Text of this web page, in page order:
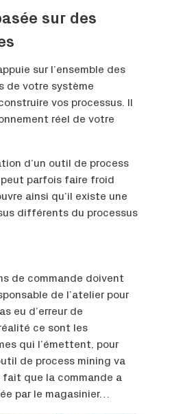
sur des
sur l’ensemble des
de votre système
vos processus. Il
réel de votre
d’un outil de process
parfois faire froid
ainsi qu’il existe une
différents du processus
de commande doivent
de l’atelier pour
eu d’erreur de
ce sont les
qui l’émettent, pour
de process mining va
que la commande a
par le magasinier…